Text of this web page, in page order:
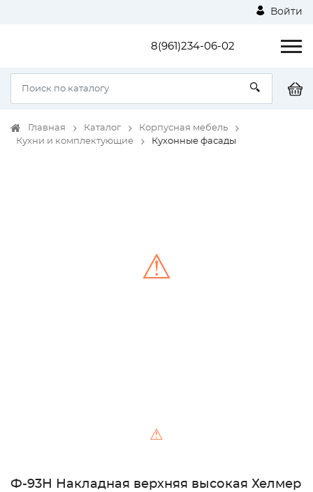
Войти
8(961)234-06-02
Главная Каталог
Корпусная мебель
Кухни и комплектующие
Кухонные фасады
⚠
⚠
Ф-93Н Накладная верхняя высокая Хелмер